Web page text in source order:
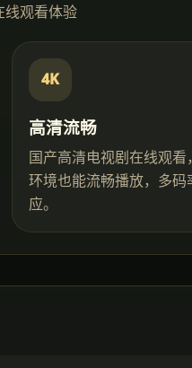
线观看体验
4K
高清流畅
国产高清电视剧在线观看
环境也能流畅播放，多码
应。